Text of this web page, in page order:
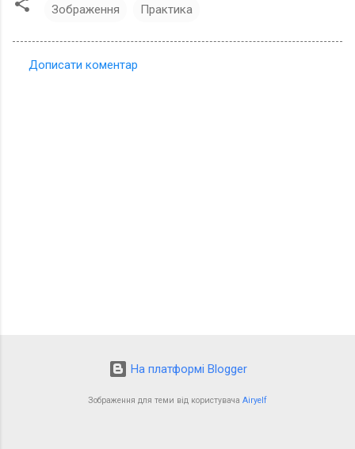
Зображення Практика
Дописати коментар
На платформі Blogger
Зображення для теми від користувача Airyelf